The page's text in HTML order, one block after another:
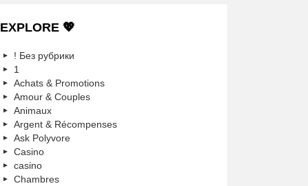
EXPLORE 💖
! Без рубрики
1
Achats & Promotions
Amour & Couples
Animaux
Argent & Récompenses
Ask Polyvore
Casino
casino
Chambres